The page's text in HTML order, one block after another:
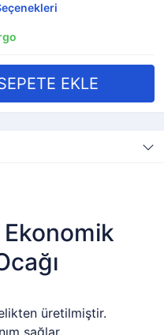
üretilmiştir.
sağlar.